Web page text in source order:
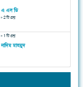
এ এস ডি
» 2 টি প্রশ্ন
নাদিম মাহমুদ
» 1 টি প্রশ্ন